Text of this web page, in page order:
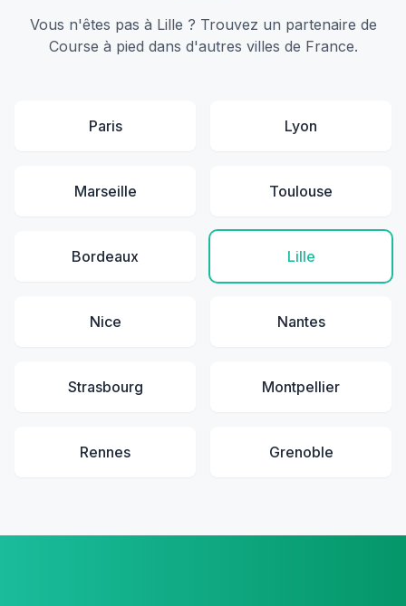
Vous n'êtes pas à Lille ? Trouvez un partenaire de
Course à pied dans d'autres villes de France.
Paris Lyon
Marseille Toulouse
Bordeaux Lille
Nice Nantes
Strasbourg Montpellier
Rennes Grenoble